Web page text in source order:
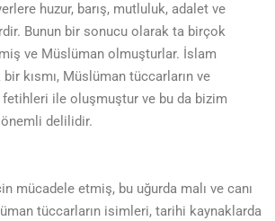
huzur, barış, mutluluk, adalet ve
Bunun bir sonucu olarak ta birçok
ve Müslüman olmuşturlar. İslam
bir kısmı, Müslüman tüccarların ve
ile oluşmuştur ve bu da bizim
delilidir.
mücadele etmiş, bu uğurda malı ve canı
tüccarların isimleri, tarihi kaynaklarda